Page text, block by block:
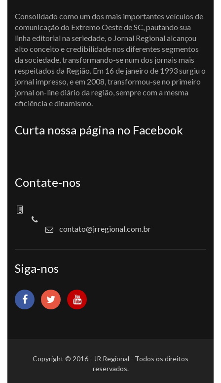
Consolidado como um dos mais importantes veículos de
comunicação do Extremo Oeste de SC, pautando sua
linha editorial na seriedade, o Jornal Regional alcançou
alto conceito e credibilidade nos diferentes segmentos
da sociedade, transformando-se num dos jornais mais
respeitados da Região. Em 16 de janeiro de 1993 surgiu o
jornal impresso, e em 2008, transformou-se no primeiro
jornal on-line diário da região, sempre com a mesma
eficiência e dinamismo.
Curta nossa página no Facebook
Contate-nos
contato@jrregional.com.br
Siga-nos
Copyright © 2016 - JR Regional - Todos os direitos
reservados.